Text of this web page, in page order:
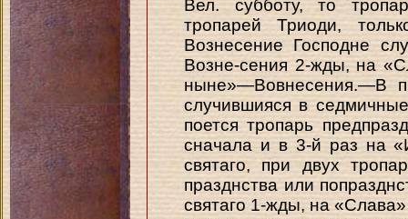
Вел. субботу, то
тропарей Триоди,
Вознесение Господне
Возне-сения 2-жды, на
ныне»—Вовнесения.—В
случившияся в
поется тропарь
сначала и в 3-й раз на
святаго, при двух
празднства или
святаго 1-жды, на